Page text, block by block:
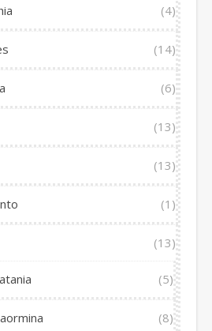
(4)
(14)
(6)
(13)
(13)
(1)
(13)
(5)
(8)